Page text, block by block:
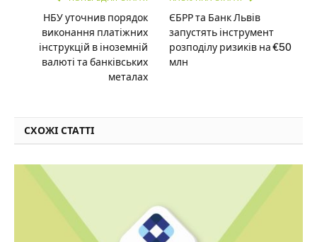
НБУ уточнив порядок
виконання платіжних
інструкцій в іноземній
валюті та банківських
металах
ЄБРР та Банк Львів
запустять інструмент
розподілу ризиків на €50
млн
СХОЖІ СТАТТІ